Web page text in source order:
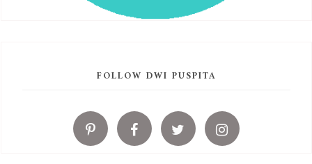
FOLLOW DWI PUSPITA